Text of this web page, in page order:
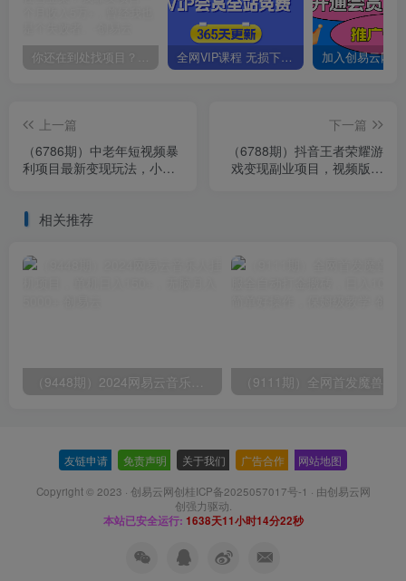
你还在到处找项目？还在当韭菜？我靠卖项目一个月收入5万+，曾经我也是个失败者。 全网VIP课程 无损下载~
上一篇
（6786期）中老年短视频暴
利项目最新变现玩法，小白
下一篇
（6788期）抖音王者荣耀游
戏变现副业项目，视频版一
相关推荐
友链申请 免责声明 关于我们 广告合作 网站地图
Copyright © 2023 · 创易云网创桂ICP备2025057017号-1 · 由创易云网
创强力驱动.
本站已安全运行: 1638天11小时14分23秒